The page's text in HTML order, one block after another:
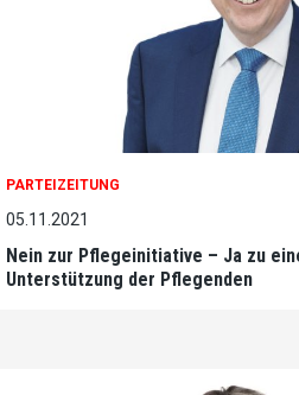
PARTEIZEITUNG
05.11.2021
Nein zur Pflegeinitiative – Ja zu
Unterstützung der Pflegenden